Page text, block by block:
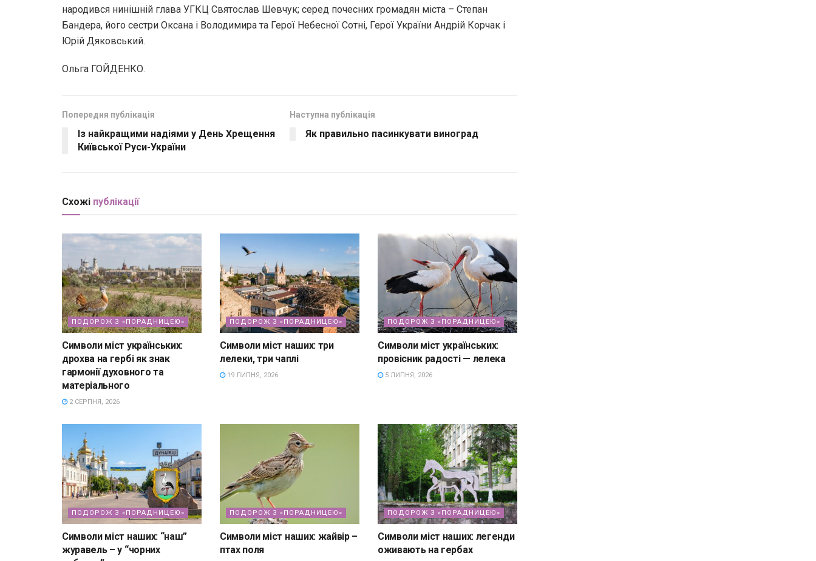
народився нинішній глава УГКЦ Святослав Шевчук; серед почесних громадян міста – Степан
Бандера, його сестри Оксана і Володимира та Герої Небесної Сотні, Герої України Андрій Корчак і
Юрій Дяковський.
Ольга ГОЙДЕНКО.
Попередня публікація
Із найкращими надіями у День Хрещення
Київської Руси-України
Наступна публікація
Як правильно пасинкувати виноград
Схожі публікації
ПОДОРОЖ З «ПОРАДНИЦЕЮ»
Символи міст українських:
дрохва на гербі як знак
гармонії духовного та
матеріального
2 СЕРПНЯ, 2026
ПОДОРОЖ З «ПОРАДНИЦЕЮ»
Символи міст наших: три
лелеки, три чаплі
19 ЛИПНЯ, 2026
ПОДОРОЖ З «ПОРАДНИЦЕЮ»
Символи міст українських:
провісник радості — лелека
5 ЛИПНЯ, 2026
ПОДОРОЖ З «ПОРАДНИЦЕЮ»
Символи міст наших: “наш”
журавель – у “чорних
ПОДОРОЖ З «ПОРАДНИЦЕЮ»
Символи міст наших: жайвір –
птах поля
ПОДОРОЖ З «ПОРАДНИЦЕЮ»
Символи міст наших: легенди
оживають на гербах